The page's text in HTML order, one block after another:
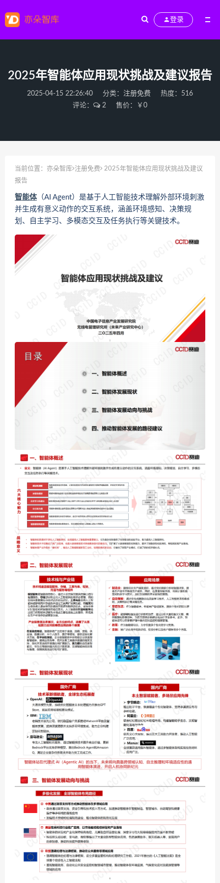
登录
2025年智能体应用现状挑战及建议报告
2025-04-15 22:26:40 分类： 注册免费
热度：516
评论：
2 售价：￥0
当前位置： 亦朵智库 注册免费
2025年智能体应用现状挑战及建议
报告
智能体（AI Agent）是基于人工智能技术理解外部环境刺激
并生成有意义动作的交互系统，涵盖环境感知、决策规
划、自主学习、多模态交互及任务执行等关键技术。